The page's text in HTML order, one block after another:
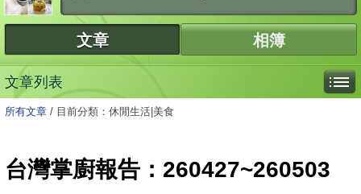
文章 相簿
文章列表
所有文章 / 目前分類：休閒生活|美食
台灣掌廚報告：260427~260503